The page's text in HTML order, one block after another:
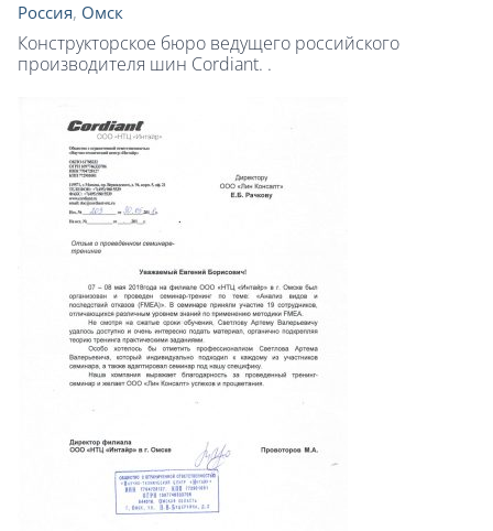
Россия, Омск
Конструкторское бюро ведущего российского
производителя шин Cordiant. .